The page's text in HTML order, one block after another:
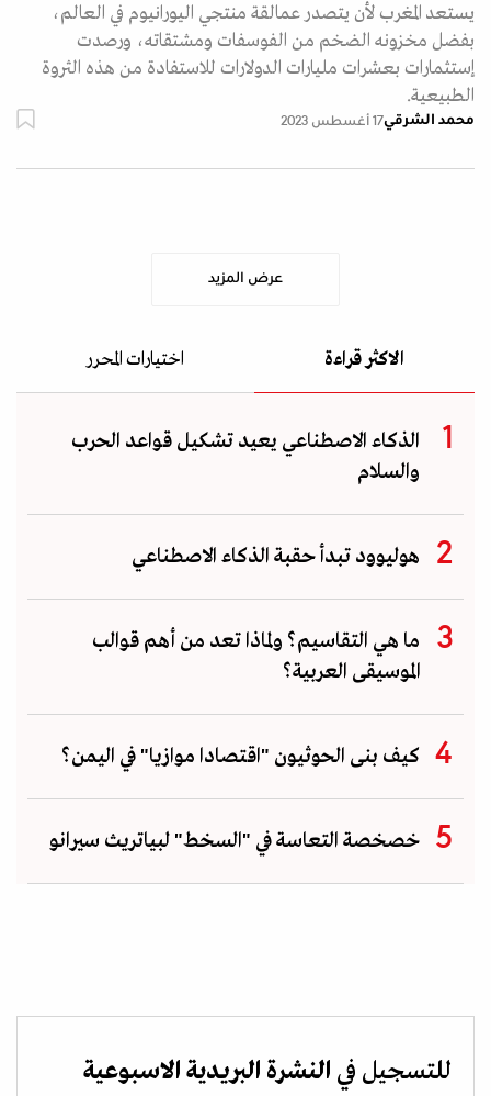
يستعد المغرب لأن يتصدر عمالقة منتجي اليورانيوم في العالم،
بفضل مخزونه الضخم من الفوسفات ومشتقاته، ورصدت
إستثمارات بعشرات مليارات الدولارات للاستفادة من هذه الثروة
الطبيعية.
محمد الشرقي17 أغسطس 2023
عرض المزيد
الاكثر قراءة اختيارات المحرر
الذكاء الاصطناعي يعيد تشكيل قواعد الحرب
والسلام
هوليوود تبدأ حقبة الذكاء الاصطناعي
ما هي التقاسيم؟ ولماذا تعد من أهم قوالب
الموسيقى العربية؟
كيف بنى الحوثيون "اقتصادا موازيا" في اليمن؟
خصخصة التعاسة في "السخط" لبياتريث سيرانو
للتسجيل في النشرة البريدية الاسبوعية